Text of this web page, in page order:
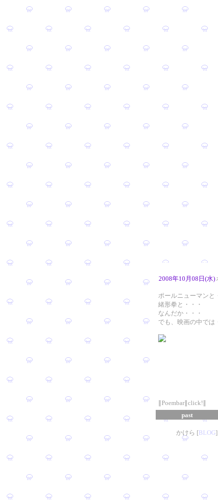
2008年10月08日(水)
ポールニューマンと
緒形拳と・・・
なんだか・・・
でも、映画の中では
∥Poembar∥click!∥
past
かけら [BLOG